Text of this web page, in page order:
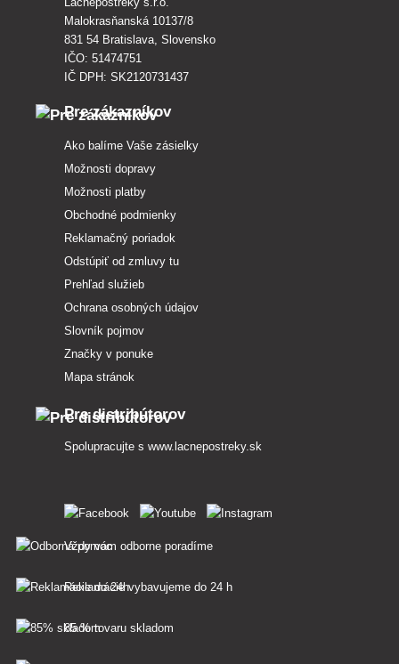
Malokrasňanská 10137/8
831 54 Bratislava, Slovensko
IČO: 51474751
IČ DPH: SK2120731437
Pre zákazníkov
Ako balíme Vaše zásielky
Možnosti dopravy
Možnosti platby
Obchodné podmienky
Reklamačný poriadok
Odstúpiť od zmluvy tu
Prehľad služieb
Ochrana osobných údajov
Slovník pojmov
Značky v ponuke
Mapa stránok
Pre distribútorov
Spolupracujte s www.lacnepostreky.sk
Vždy vám odborne poradíme
Reklamácie vybavujeme do 24 h
85 % tovaru skladom